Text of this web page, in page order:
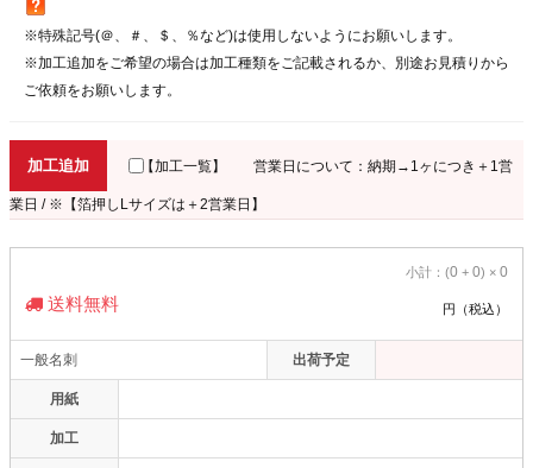
※特殊記号(＠、＃、＄、％など)は使用しないようにお願いします。
※加工追加をご希望の場合は加工種類をご記載されるか、別途お見積りから
ご依頼をお願いします。
加工追加 【加工一覧】 営業日について：納期→1ヶにつき＋1営
業日 / ※【箔押しLサイズは＋2営業日】
一般名刺
用紙
加工
出荷予定
小計：(0 + 0) × 0
送料無料 円（税込）